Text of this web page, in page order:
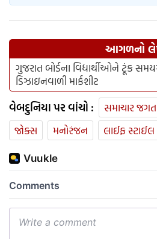
આગળનો
ગુજરાત બોર્ડના વિદ્યાર્થીઓને ટૂંક
ડિઝાઇનવાળી માર્કશીટ
વેબદુનિયા પર વાંચો : સમાચાર જગત
જોક્સ
મનોરંજન લાઈફ સ્ટાઈલ